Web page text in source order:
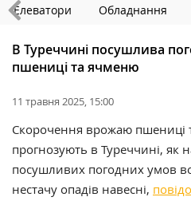
Елеватори Обладнання
В Туреччині посушлива
пшениці та ячменю
11 травня 2025, 15:00
Скорочення врожаю
прогнозують в Туреччині, як
посушливих погодних умов
нестачу опадів навесні,